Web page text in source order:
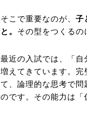
そこで重要なのが、 子
と。 その型をつくるの
最近の入試では、「
増えてきています。完
て、論理的な思考で問
のです。その能力は「